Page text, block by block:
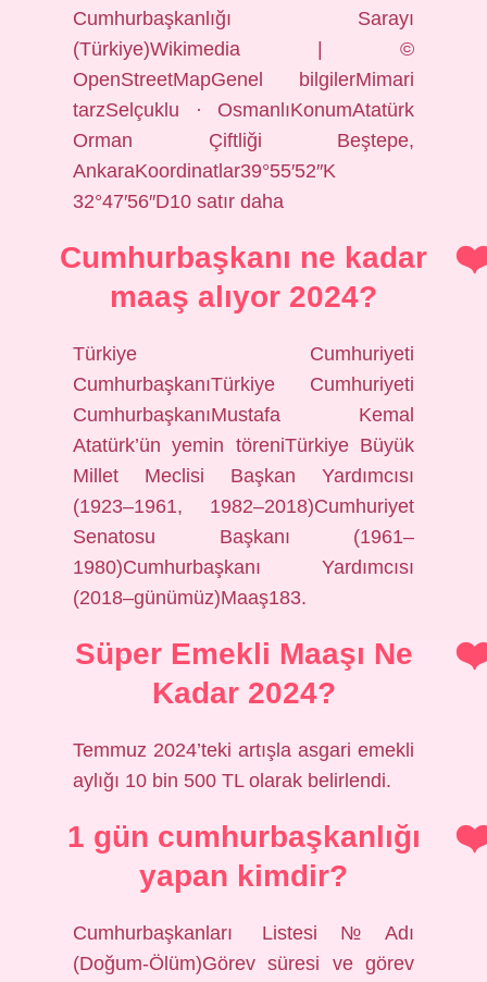
Cumhurbaşkanlığı Sarayı
(Türkiye)Wikimedia | ©
OpenStreetMapGenel bilgilerMimari
tarzSelçuklu · OsmanlıKonumAtatürk
Orman Çiftliği Beştepe,
AnkaraKoordinatlar39°55′52″K
32°47′56″D10 satır daha
Cumhurbaşkanı ne kadar
maaş alıyor 2024?
Türkiye Cumhuriyeti
CumhurbaşkanıTürkiye Cumhuriyeti
CumhurbaşkanıMustafa Kemal
Atatürk’ün yemin töreniTürkiye Büyük
Millet Meclisi Başkan Yardımcısı
(1923–1961, 1982–2018)Cumhuriyet
Senatosu Başkanı (1961–
1980)Cumhurbaşkanı Yardımcısı
(2018–günümüz)Maaş183.
Süper Emekli Maaşı Ne
Kadar 2024?
Temmuz 2024’teki artışla asgari emekli
aylığı 10 bin 500 TL olarak belirlendi.
1 gün cumhurbaşkanlığı
yapan kimdir?
Cumhurbaşkanları Listesi№Adı
(Doğum-Ölüm)Görev süresi ve görev